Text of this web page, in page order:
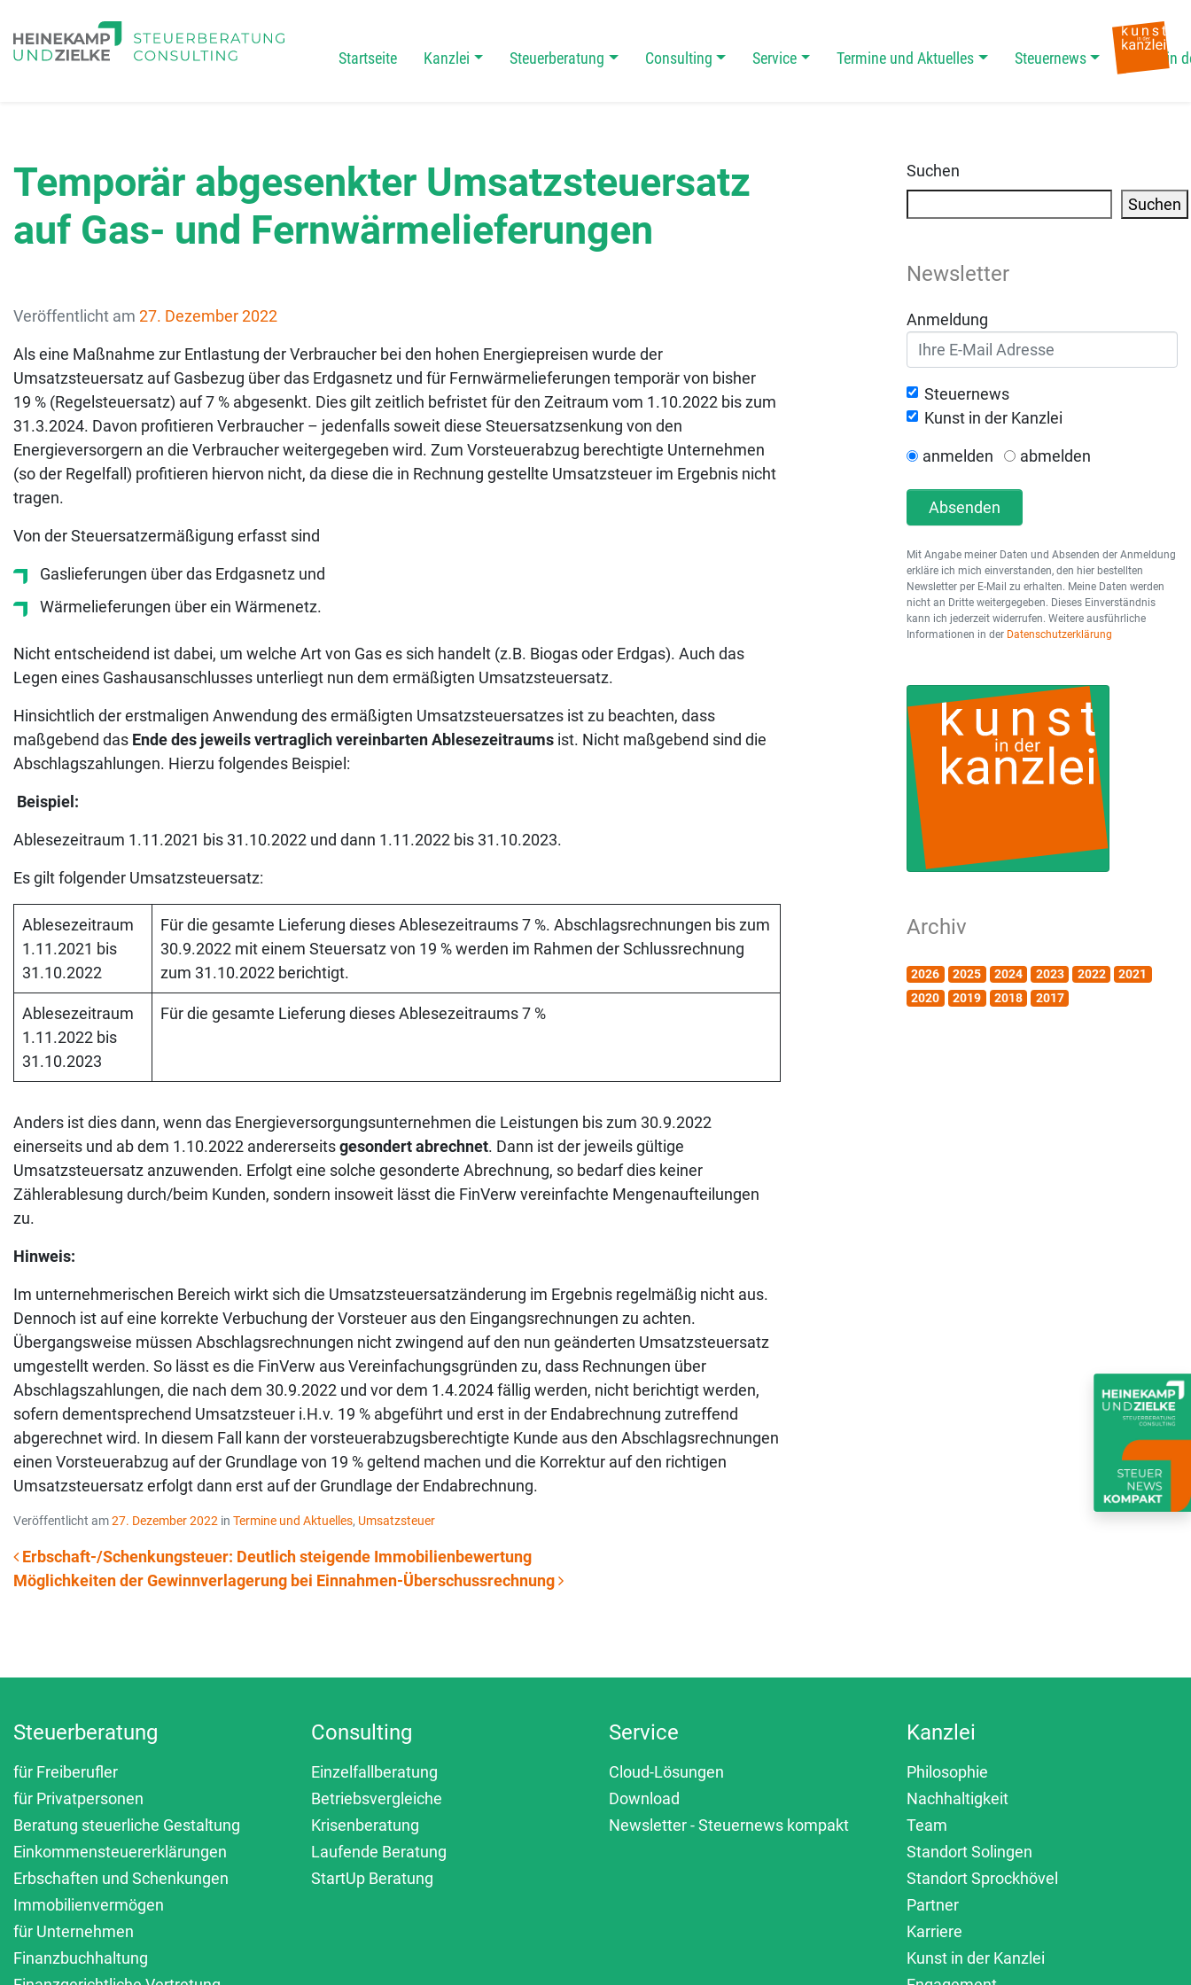
Main Navigation
Startseite Kanzlei Steuerberatung Consulting Service Termine und Aktuelles Steuernews Kunst in
Temporär abgesenkter Umsatzsteuersatz
auf Gas- und Fernwärmelieferungen
Veröffentlicht am 27. Dezember 2022
Als eine Maßnahme zur Entlastung der Verbraucher bei den hohen Energiepreisen wurde der
Umsatzsteuersatz auf Gasbezug über das Erdgasnetz und für Fernwärmelieferungen temporär von bisher
19 % (Regelsteuersatz) auf 7 % abgesenkt. Dies gilt zeitlich befristet für den Zeitraum vom 1.10.2022 bis zum
31.3.2024. Davon profitieren Verbraucher – jedenfalls soweit diese Steuersatzsenkung von den
Energieversorgern an die Verbraucher weitergegeben wird. Zum Vorsteuerabzug berechtigte Unternehmen
(so der Regelfall) profitieren hiervon nicht, da diese die in Rechnung gestellte Umsatzsteuer im Ergebnis nicht
tragen.
Von der Steuersatzermäßigung erfasst sind
Gaslieferungen über das Erdgasnetz und
Wärmelieferungen über ein Wärmenetz.
Nicht entscheidend ist dabei, um welche Art von Gas es sich handelt (z.B. Biogas oder Erdgas). Auch das
Legen eines Gashausanschlusses unterliegt nun dem ermäßigten Umsatzsteuersatz.
Hinsichtlich der erstmaligen Anwendung des ermäßigten Umsatzsteuersatzes ist zu beachten, dass
maßgebend das Ende des jeweils vertraglich vereinbarten Ablesezeitraums ist. Nicht maßgebend sind die
Abschlagszahlungen. Hierzu folgendes Beispiel:
Beispiel:
Ablesezeitraum 1.11.2021 bis 31.10.2022 und dann 1.11.2022 bis 31.10.2023.
Es gilt folgender Umsatzsteuersatz:
Ablesezeitraum
1.11.2021 bis
31.10.2022
Für die gesamte Lieferung dieses Ablesezeitraums 7 %. Abschlagsrechnungen bis zum
30.9.2022 mit einem Steuersatz von 19 % werden im Rahmen der Schlussrechnung
zum 31.10.2022 berichtigt.
Ablesezeitraum
1.11.2022 bis
31.10.2023
Für die gesamte Lieferung dieses Ablesezeitraums 7 %
Anders ist dies dann, wenn das Energieversorgungsunternehmen die Leistungen bis zum 30.9.2022
einerseits und ab dem 1.10.2022 andererseitsgesondert abrechnet. Dann ist der jeweils gültige
Umsatzsteuersatz anzuwenden. Erfolgt eine solche gesonderte Abrechnung, so bedarf dies keiner
Zählerablesung durch/beim Kunden, sondern insoweit lässt die FinVerw vereinfachte Mengenaufteilungen
zu.
Hinweis:
Im unternehmerischen Bereich wirkt sich die Umsatzsteuersatzänderung im Ergebnis regelmäßig nicht aus.
Dennoch ist auf eine korrekte Verbuchung der Vorsteuer aus den Eingangsrechnungen zu achten.
Übergangsweise müssen Abschlagsrechnungen nicht zwingend auf den nun geänderten Umsatzsteuersatz
umgestellt werden. So lässt es die FinVerw aus Vereinfachungsgründen zu, dass Rechnungen über
Abschlagszahlungen, die nach dem 30.9.2022 und vor dem 1.4.2024 fällig werden, nicht berichtigt werden,
sofern dementsprechend Umsatzsteuer i.H.v. 19 % abgeführt und erst in der Endabrechnung zutreffend
abgerechnet wird. In diesem Fall kann der vorsteuerabzugsberechtigte Kunde aus den Abschlagsrechnungen
einen Vorsteuerabzug auf der Grundlage von 19 % geltend machen und die Korrektur auf den richtigen
Umsatzsteuersatz erfolgt dann erst auf der Grundlage der Endabrechnung.
Veröffentlicht am27. Dezember 2022 in Termine und Aktuelles, Umsatzsteuer
Beitrags-Navigation
Erbschaft-/Schenkungsteuer: Deutlich steigende Immobilienbewertung
Möglichkeiten der Gewinnverlagerung bei Einnahmen-Überschussrechnung
Suchen
Suchen
Newsletter
Anmeldung
Steuernews
Kunst in der Kanzlei
anmelden abmelden
Absenden
Mit Angabe meiner Daten und Absenden der Anmeldung
erkläre ich mich einverstanden, den hier bestellten
Newsletter per E-Mail zu erhalten. Meine Daten werden
nicht an Dritte weitergegeben. Dieses Einverständnis
kann ich jederzeit widerrufen. Weitere ausführliche
Informationen in der Datenschutzerklärung
Archiv
2026 2025 2024 2023 2022
2021
2020
2019 2018 2017
Steuerberatung
für Freiberufler
für Privatpersonen
Beratung steuerliche Gestaltung
Einkommensteuererklärungen
Erbschaften und Schenkungen
Immobilienvermögen
für Unternehmen
Finanzbuchhaltung
Consulting
Einzelfallberatung
Betriebsvergleiche
Krisenberatung
Laufende Beratung
StartUp Beratung
Service
Cloud-Lösungen
Download
Newsletter - Steuernews kompakt
Kanzlei
Philosophie
Nachhaltigkeit
Team
Standort Solingen
Standort Sprockhövel
Partner
Karriere
Kunst in der Kanzlei